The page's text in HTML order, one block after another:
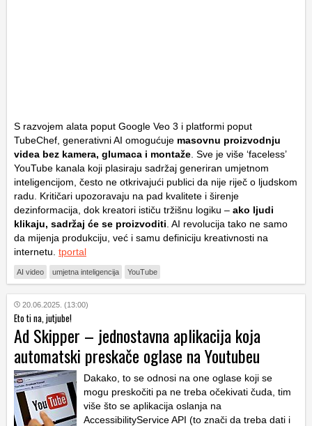
S razvojem alata poput Google Veo 3 i platformi poput
TubeChef, generativni AI omogućuje masovnu proizvodnju
videa bez kamera, glumaca i montaže . Sve je više ‘faceless’
YouTube kanala koji plasiraju sadržaj generiran umjetnom
inteligencijom, često ne otkrivajući publici da nije riječ o ljudskom
radu. Kritičari upozoravaju na pad kvalitete i širenje
dezinformacija, dok kreatori ističu tržišnu logiku – ako ljudi
klikaju, sadržaj će se proizvoditi . AI revolucija tako ne samo
da mijenja produkciju, već i samu definiciju kreativnosti na
internetu. tportal
AI video umjetna inteligencija YouTube
20.06.2025. (13:00)
Eto ti na, jutjube!
Ad Skipper – jednostavna aplikacija koja
automatski preskače oglase na Youtubeu
Dakako, to se odnosi na one oglase koji se
mogu preskočiti pa ne treba očekivati čuda, tim
više što se aplikacija oslanja na
AccessibilityService API (to znači da treba dati i